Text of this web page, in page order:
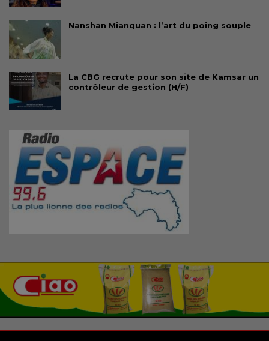
Nanshan Mianquan : l’art du poing souple
La CBG recrute pour son site de Kamsar un
contrôleur de gestion (H/F)